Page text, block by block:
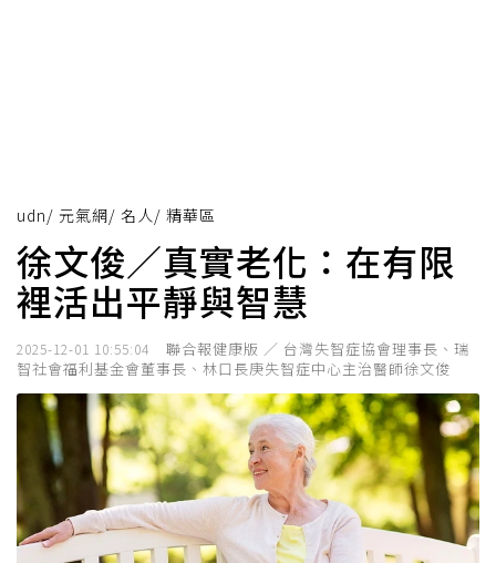
udn/ 元氣網/ 名人/ 精華區
徐文俊／真實老化：在有限
裡活出平靜與智慧
2025-12-01 10:55:04
聯合報健康版 ／ 台灣失智症協會理事長、瑞
智社會福利基金會董事長、林口長庚失智症中心主治醫師徐文俊